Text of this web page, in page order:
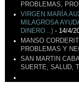
PROBLEMAS,
VIRGEN MARÍA
MILAGROSA
DINERO...)- 14/4/
MANSO
PROBLEMAS Y
SAN MARTIN
SUERTE, SALUD,